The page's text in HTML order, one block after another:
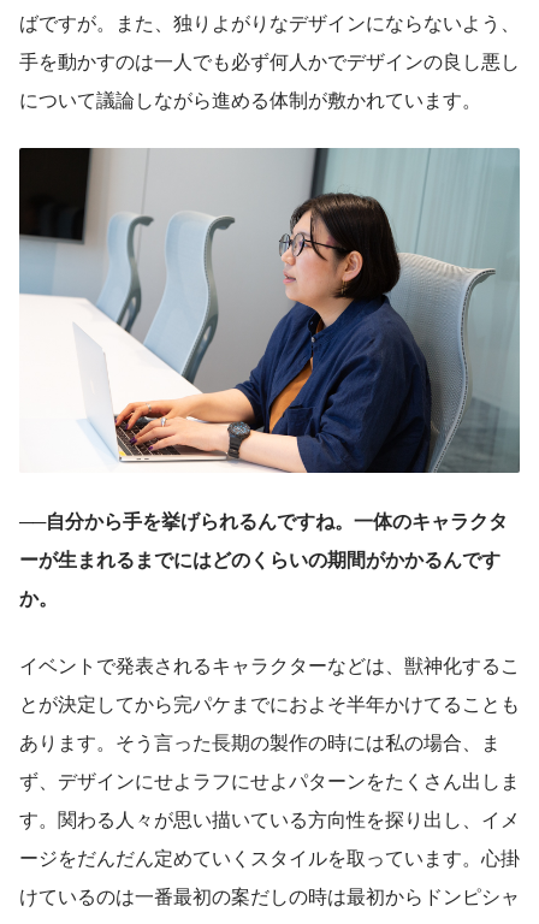
ばですが。また、独りよがりなデザインにならないよう、
手を動かすのは一人でも必ず何人かでデザインの良し悪し
について議論しながら進める体制が敷かれています。
──自分から手を挙げられるんですね。一体のキャラクタ
ーが生まれるまでにはどのくらいの期間がかかるんです
か。
イベントで発表されるキャラクターなどは、獣神化するこ
とが決定してから完パケまでにおよそ半年かけてることも
あります。そう言った長期の製作の時には私の場合、ま
ず、デザインにせよラフにせよパターンをたくさん出しま
す。関わる人々が思い描いている方向性を探り出し、イメ
ージをだんだん定めていくスタイルを取っています。心掛
けているのは一番最初の案だしの時は最初からドンピシャ